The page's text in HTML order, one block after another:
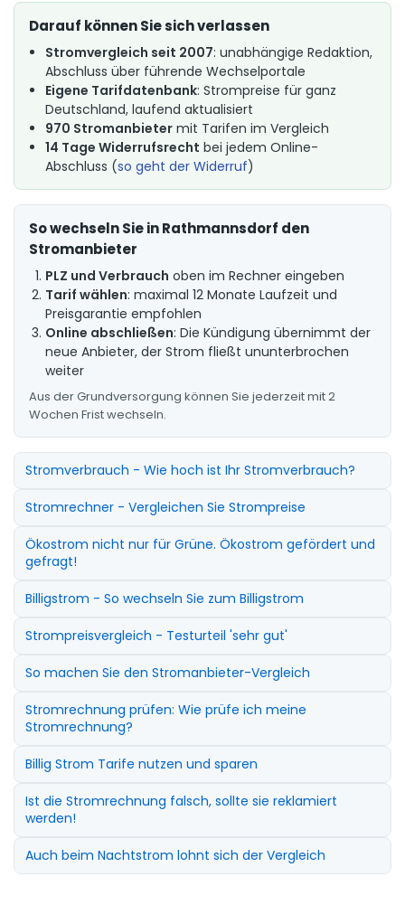
Darauf können Sie sich verlassen
Stromvergleich seit 2007: unabhängige Redaktion,
Abschluss über führende Wechselportale
Eigene Tarifdatenbank: Strompreise für ganz
Deutschland, laufend aktualisiert
970 Stromanbieter mit Tarifen im Vergleich
14 Tage Widerrufsrecht bei jedem Online-
Abschluss (so geht der Widerruf)
So wechseln Sie in Rathmannsdorf den
Stromanbieter
PLZ und Verbrauch oben im Rechner eingeben
Tarif wählen: maximal 12 Monate Laufzeit und
Preisgarantie empfohlen
Online abschließen: Die Kündigung übernimmt der
neue Anbieter, der Strom fließt ununterbrochen
weiter
Aus der Grundversorgung können Sie jederzeit mit 2
Wochen Frist wechseln.
Stromverbrauch - Wie hoch ist Ihr Stromverbrauch?
Stromrechner - Vergleichen Sie Strompreise
Ökostrom nicht nur für Grüne. Ökostrom gefördert und
gefragt!
Billigstrom - So wechseln Sie zum Billigstrom
Strompreisvergleich - Testurteil 'sehr gut'
So machen Sie den Stromanbieter-Vergleich
Stromrechnung prüfen: Wie prüfe ich meine
Stromrechnung?
Billig Strom Tarife nutzen und sparen
Ist die Stromrechnung falsch, sollte sie reklamiert
werden!
Auch beim Nachtstrom lohnt sich der Vergleich